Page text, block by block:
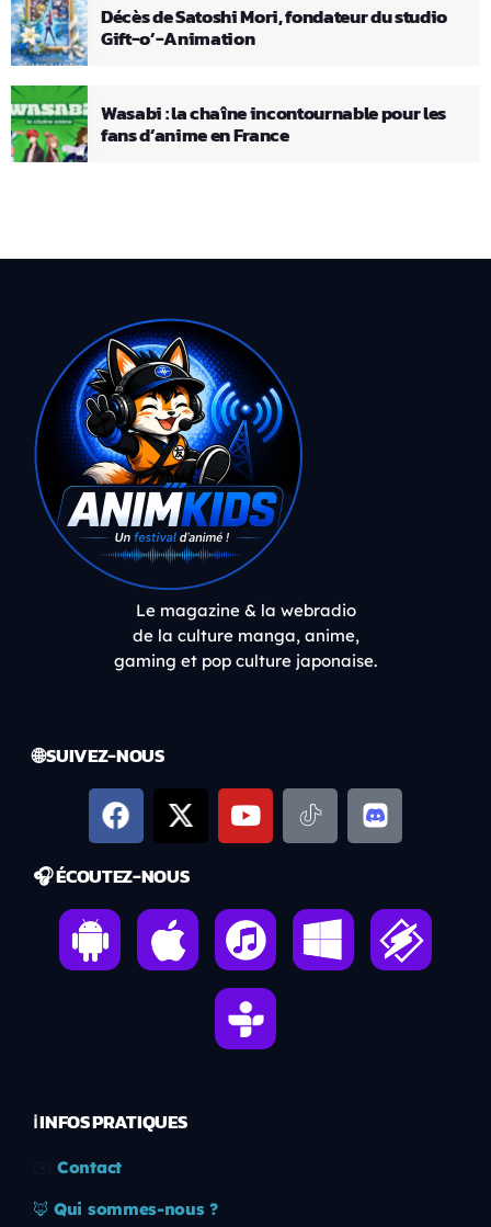
Décès de Satoshi Mori, fondateur du studio
Gift-o’-Animation
Wasabi : la chaîne incontournable pour les
fans d’anime en France
Le magazine & la webradio
de la culture manga, anime,
gaming et pop culture japonaise.
🌐 SUIVEZ-NOUS
🎧 ÉCOUTEZ-NOUS
ℹ️ INFOS PRATIQUES
Contact
🦊 Qui sommes-nous ?